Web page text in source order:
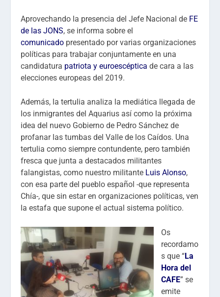
Aprovechando la presencia del Jefe Nacional de FE
de las JONS, se informa sobre el
comunicado presentado por varias organizaciones
políticas para trabajar conjuntamente en una
candidatura patriota y euroescéptica de cara a las
elecciones europeas del 2019.
Además, la tertulia analiza la mediática llegada de
los inmigrantes del Aquarius así como la próxima
idea del nuevo Gobierno de Pedro Sánchez de
profanar las tumbas del Valle de los Caídos. Una
tertulia como siempre contundente, pero también
fresca que junta a destacados militantes
falangistas, como nuestro militante Luis Alonso,
con esa parte del pueblo español -que representa
Chía-, que sin estar en organizaciones políticas, ven
la estafa que supone el actual sistema político.
Os
recordamo
s que “La
Hora del
CAFE” se
emite